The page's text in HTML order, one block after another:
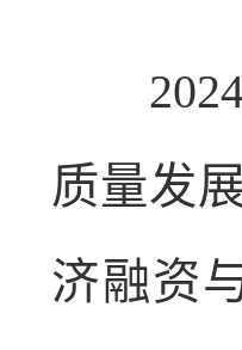
2024
质量发
济融资